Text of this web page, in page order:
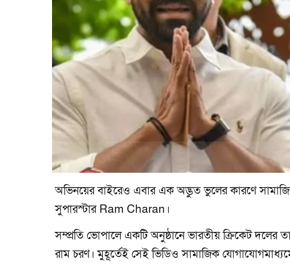
অভিনয়ের বাইরেও এবার এক অদ্ভুত ভুলের কারণে
সুপারস্টার Ram Charan।
সম্প্রতি ভোপালে একটি অনুষ্ঠানে ভারতীয় ক্রিকেট
রাম চরণ। মুহূর্তেই সেই ভিডিও সামাজিক